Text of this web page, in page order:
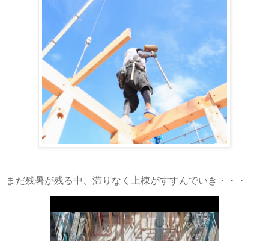
まだ残暑が残る中、滞りなく上棟がすすんでいき・・・